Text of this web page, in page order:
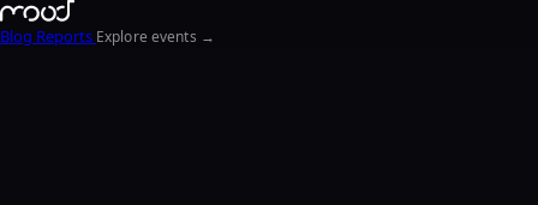
Blog Reports Explore events →